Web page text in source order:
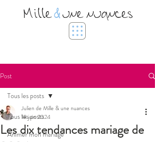
Mille&une nuances
Post
Tous les posts
Animer mon mariage
Tous les posts
Les dix tendances mariage de
Julien de Mille & une nuances
18 juin 2024